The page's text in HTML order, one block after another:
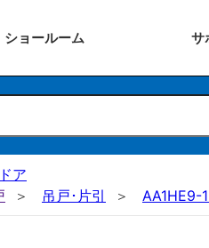
ショールーム サ
ア
吊戸･片引 AA1HE9-